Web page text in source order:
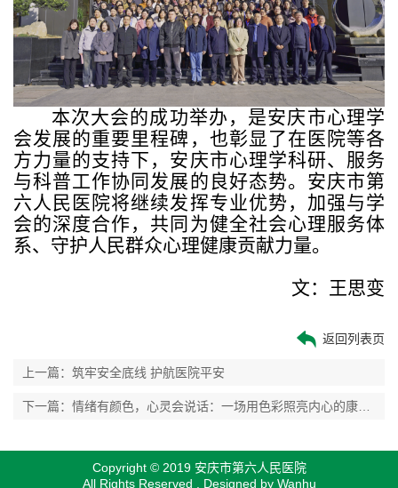
本次大会的成功举办，是安庆市心理学
会发展的重要里程碑，也彰显了在医院等各
方力量的支持下，安庆市心理学科研、服务
与科普工作协同发展的良好态势。安庆市第
六人民医院将继续发挥专业优势，加强与学
会的深度合作，共同为健全社会心理服务体
系、守护人民群众心理健康贡献力量。
文：王思变
返回列表页
上一篇：筑牢安全底线 护航医院平安
Copyright © 2019 安庆市第六人民医院
All Rights Reserved . Designed by Wanhu